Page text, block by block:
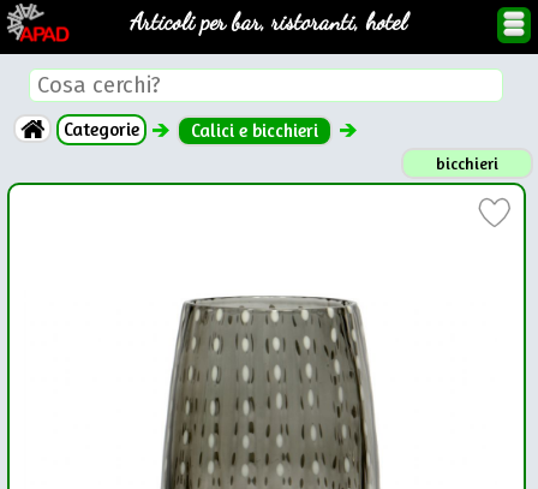
Articoli per bar, ristoranti, hotel
Categorie Calici e bicchieri
bicchieri